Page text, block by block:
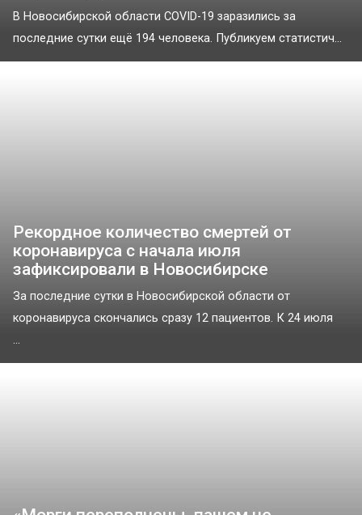
В Новосибирской области COVID-19 заразились за
последние сутки ещё 194 человека. Публикуем статистич...
Рекордное количество смертей от
коронавируса с начала июля
зафиксировали в Новосибирске
За последние сутки в Новосибирской области от
коронавируса скончались сразу 12 пациентов. К 24 июля
...